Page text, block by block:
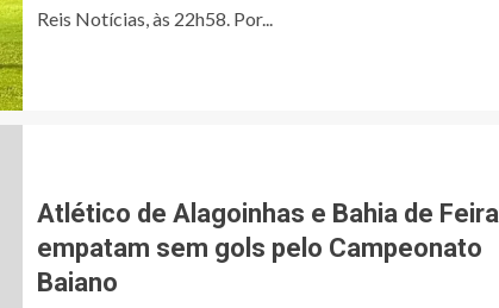
Reis Notícias, às 22h58. Por...
Atlético de Alagoinhas e Bahia de Feira
empatam sem gols pelo Campeonato
Baiano